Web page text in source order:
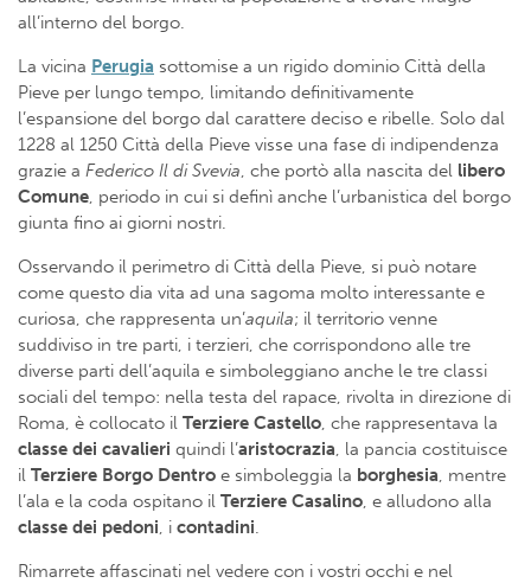
all’interno del borgo.
La vicina Perugia sottomise a un rigido dominio Città della
Pieve per lungo tempo, limitando definitivamente
l’espansione del borgo dal carattere deciso e ribelle. Solo dal
1228 al 1250 Città della Pieve visse una fase di indipendenza
grazie a Federico Il di Svevia , che portò alla nascita del libero
Comune , periodo in cui si definì anche l’urbanistica del borgo
giunta fino ai giorni nostri.
Osservando il perimetro di Città della Pieve, si può notare
come questo dia vita ad una sagoma molto interessante e
curiosa, che rappresenta un’aquila; il territorio venne
suddiviso in tre parti, i terzieri, che corrispondono alle tre
diverse parti dell’aquila e simboleggiano anche le tre classi
sociali del tempo: nella testa del rapace, rivolta in direzione di
Roma, è collocato il Terziere Castello , che rappresentava la
classe dei cavalieri quindi l’aristocrazia , la pancia costituisce
il Terziere Borgo Dentro e simboleggia la borghesia , mentre
l’ala e la coda ospitano il Terziere Casalino , e alludono alla
classe dei pedoni , i contadini
Rimarrete affascinati nel vedere con i vostri occhi e nel